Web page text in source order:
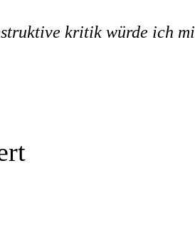
kritik würde ich